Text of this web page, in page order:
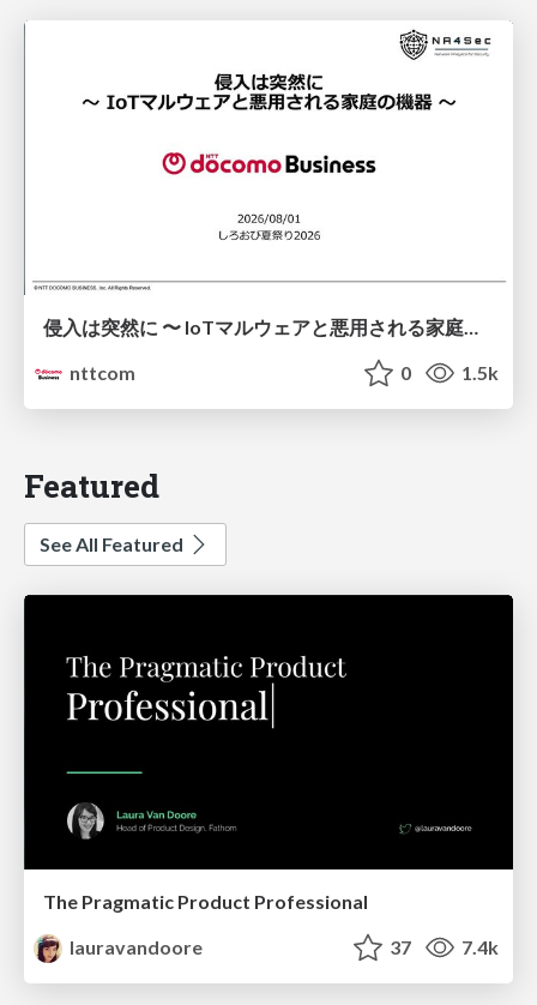
侵入は突然に 〜 IoTマルウェアと悪用される家庭の機器 ～ / When Intrusion Strikes: IoT Malware and the Abuse of Home Devices
nttcom
0 1.5k
Featured
See All Featured
The Pragmatic Product Professional
lauravandoore
37 7.4k